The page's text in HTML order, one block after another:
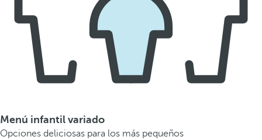
Menú infantil variado
Opciones deliciosas para los más pequeños